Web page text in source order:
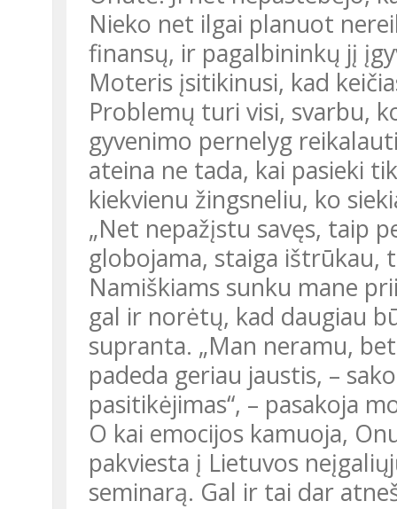
Nieko net ilgai planuot
finansų, ir pagalbininkų jį
Moteris įsitikinusi, kad
Problemų turi visi, svarbu,
gyvenimo pernelyg
ateina ne tada, kai pasieki
kiekvienu žingsneliu, ko
„Net nepažįstu savęs, taip
globojama, staiga ištrūkau,
Namiškiams sunku mane
gal ir norėtų, kad daugiau
supranta. „Man neramu,
padeda geriau jaustis, –
pasitikėjimas“, – pasakoja
O kai emocijos kamuoja,
pakviesta į Lietuvos
seminarą. Gal ir tai dar